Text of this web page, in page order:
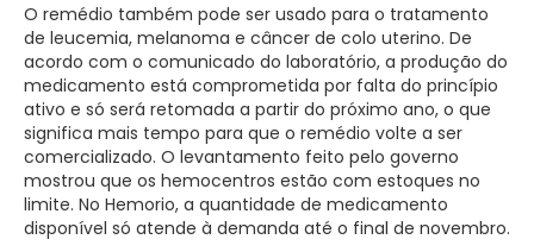
O remédio também pode ser usado para o tratamento
de leucemia, melanoma e câncer de colo uterino. De
acordo com o comunicado do laboratório, a produção do
medicamento está comprometida por falta do princípio
ativo e só será retomada a partir do próximo ano, o que
significa mais tempo para que o remédio volte a ser
comercializado. O levantamento feito pelo governo
mostrou que os hemocentros estão com estoques no
limite. No Hemorio, a quantidade de medicamento
disponível só atende à demanda até o final de novembro.